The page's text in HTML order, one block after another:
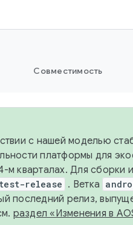
Совместимость
с нашей моделью
платформы для
кварталах. Для сборки
release . Ветка
последний релиз,
раздел «Изменения в